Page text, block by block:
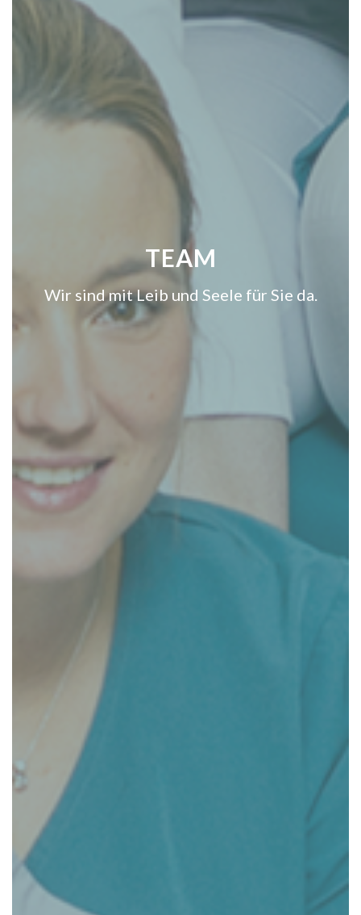
TEAM
Wir sind mit Leib und Seele für Sie da.